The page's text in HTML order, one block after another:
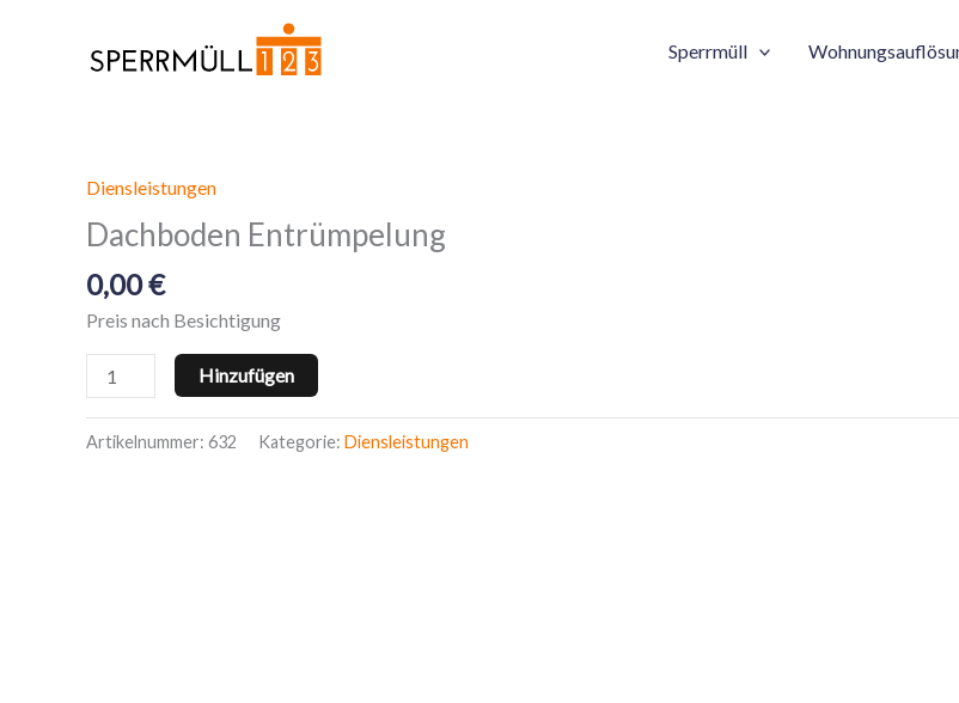
Sperrmüll
Diensleistungen
Dachboden Entrümpelung
0,00€
Preis nach Besichtigung
Dachboden
Entrümpelung
Menge
Hinzufügen
Artikelnummer: 632 Kategorie: Diensleistungen